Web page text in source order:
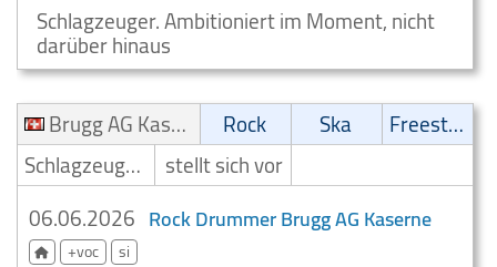
Schlagzeuger. Ambitioniert im Moment, nicht
darüber hinaus
Brugg AG Kaserne
Rock Ska
Freestyle
Schlagzeuger/Drummer
stellt sich vor
06.06.2026 Rock Drummer Brugg AG Kaserne
+voc si